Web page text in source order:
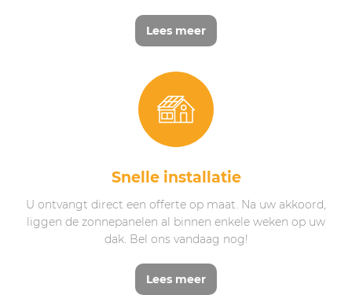
Lees meer
Snelle installatie
U ontvangt direct een offerte op maat. Na uw akkoord,
liggen de zonnepanelen al binnen enkele weken op uw
dak. Bel ons vandaag nog!
Lees meer